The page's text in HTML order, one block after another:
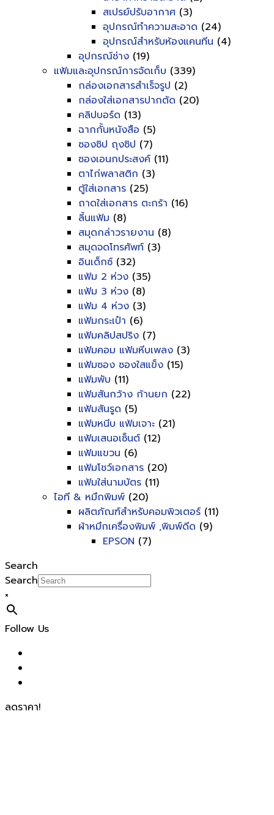
สเปรย์ปรับอากาศ (3)
อุปกรณ์ทำความสะอาด (24)
อุปกรณ์สำหรับห้องแคนทีน (4)
อุปกรณ์ช่าง (19)
แฟ้มและอุปกรณ์การจัดเก็บ (339)
กล่องเอกสารสำเร็จรูป (2)
กล่องใส่เอกสารปากตัด (20)
คลิปบอร์ด (13)
ฉากกั้นหนังสือ (5)
ซองซิป ถุงซิป (7)
ซองเอนกประสงค์ (11)
ตาไก่พลาสติก (3)
ตู้ใส่เอกสาร (25)
ถาดใส่เอกสาร ตะกร้า (16)
ลิ้นแฟ้ม (8)
สมุดกล่าวรายงาน (8)
สมุดจดโทรศัพท์ (3)
อินเด็กซ์ (32)
แฟ้ม 2 ห่วง (35)
แฟ้ม 3 ห่วง (8)
แฟ้ม 4 ห่วง (3)
แฟ้มกระเป๋า (6)
แฟ้มคลิปสปริง (7)
แฟ้มคอม แฟ้มหีบเพลง (3)
แฟ้มซอง ซองใสแข็ง (15)
แฟ้มพับ (11)
แฟ้มสันกว้าง ก้านยก (22)
แฟ้มสันรูด (5)
แฟ้มหนีบ แฟ้มเจาะ (21)
แฟ้มเสนอเซ็นต์ (12)
แฟ้มแขวน (6)
แฟ้มโชว์เอกสาร (20)
แฟ้มใส่นามบัตร (11)
ไอที & หมึกพิมพ์ (20)
ผลิตภัณฑ์สำหรับคอมพิวเตอร์ (11)
ผ้าหมึกเครื่องพิมพ์ ,พิมพ์ดีด (9)
EPSON (7)
Search
Search
×
Follow Us
ลดราคา!